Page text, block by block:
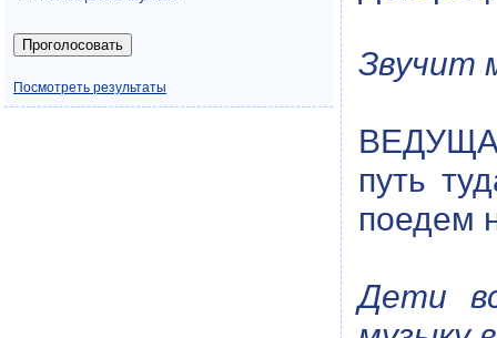
Звучит
путь
поедем
Дети
Посмотреть результаты